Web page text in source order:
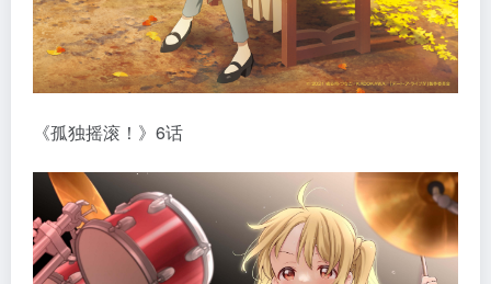
《孤独摇滚！》6话